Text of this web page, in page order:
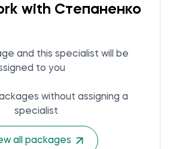
with Степаненко
and this specialist will be
to you
without assigning a
specialist
all packages